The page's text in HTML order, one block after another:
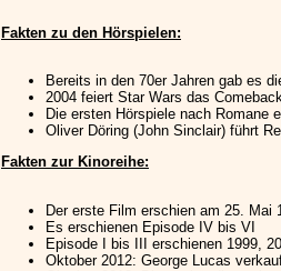
Fakten zu den Hörspielen:
Bereits in den 70er Jahren gab es
2004 feiert Star Wars das
Die ersten Hörspiele nach Romane
Oliver Döring (John Sinclair) führt
Fakten zur Kinoreihe:
Der erste Film erschien am 25. Mai
Es erschienen Episode IV bis VI
Episode I bis III erschienen 1999,
Oktober 2012: George Lucas